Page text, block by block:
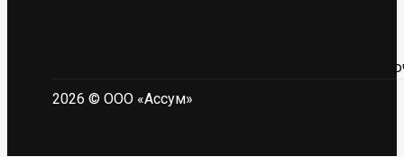
Представленная на сайте информация носит
2026 © ООО «Ассум»